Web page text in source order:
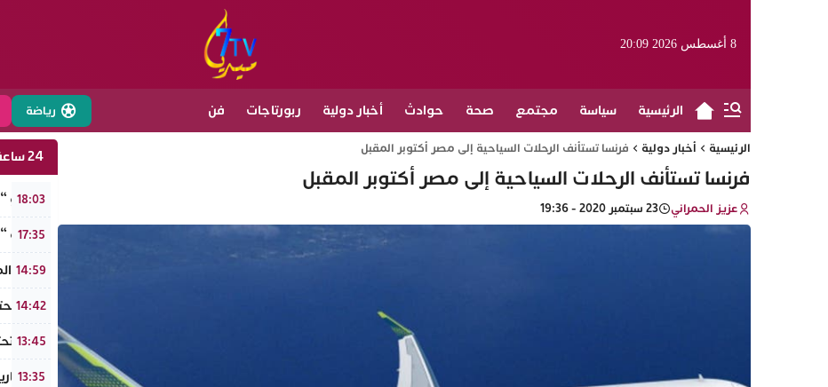
8 أغسطس 2026 20:09
الرئيسية سياسة مجتمع صحة حوادث أخبار دولية ربورتاجات فن رياضة
الرئيسية أخبار دولية فرنسا تستأنف الرحلات السياحية إلى مصر أكتوبر المقبل
فرنسا تستأنف الرحلات السياحية إلى مصر أكتوبر المقبل
عزيز الحمراني 23 سبتمبر 2020 - 19:36
24 ساعة
18:03
17:35
جمعية “تيسير”
14:59
الجيش
14:42
إنزكان
13:45
البنية
13:35
تحول